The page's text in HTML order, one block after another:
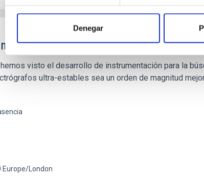
Denegar
Espectral (ARES): ¿Qué distingue a
visto el desarrollo de instrumentación para la
ultra-estables sea un orden de magnitud
Europe/London